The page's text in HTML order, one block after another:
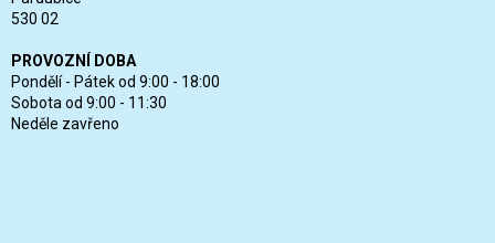
530 02
PROVOZNÍ DOBA
Pondělí - Pátek od 9:00 - 18:00
Sobota od 9:00 - 11:30
Neděle zavřeno